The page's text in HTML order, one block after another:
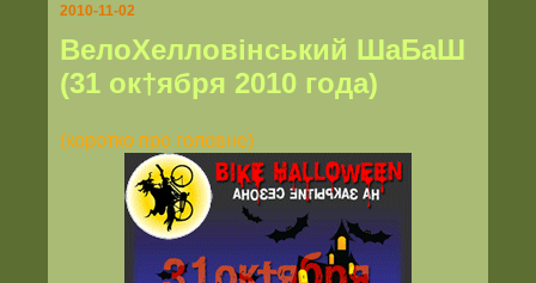
2010-11-02
ВелоХелловінський ШаБаШ
(31 ок†ября 2010 года)
(коротко про головне)